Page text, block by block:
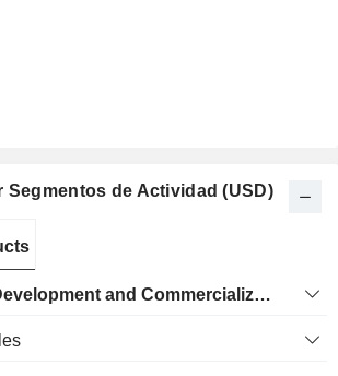
Segmentos de Actividad (USD)
Discovery, Development and Commercialization of Innovative Medicines